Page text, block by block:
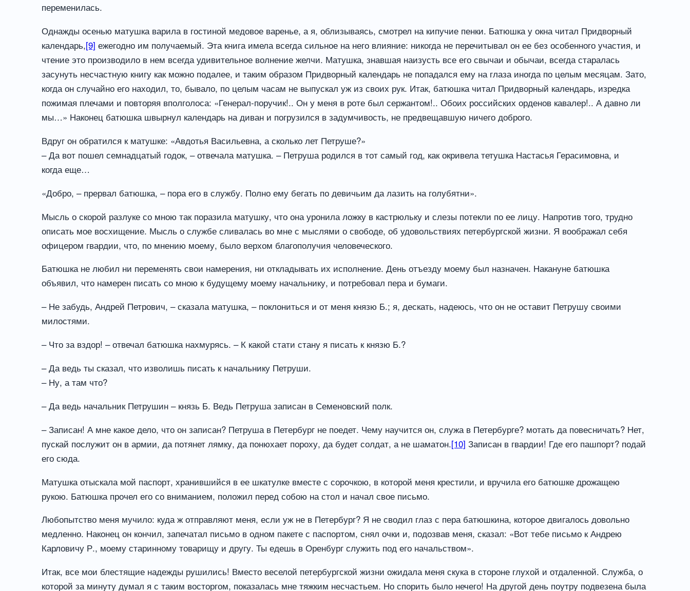
переменилась.
Однажды осенью матушка варила в гостиной медовое варенье, а я, облизываясь, смотрел на кипучие пенки. Батюшка у окна читал Придворный
календарь,[9] ежегодно им получаемый. Эта книга имела всегда сильное на него влияние: никогда не перечитывал он ее без особенного участия, и
чтение это производило в нем всегда удивительное волнение желчи. Матушка, знавшая наизусть все его свычаи и обычаи, всегда старалась
засунуть несчастную книгу как можно подалее, и таким образом Придворный календарь не попадался ему на глаза иногда по целым месяцам. Зато,
когда он случайно его находил, то, бывало, по целым часам не выпускал уж из своих рук. Итак, батюшка читал Придворный календарь, изредка
пожимая плечами и повторяя вполголоса: «Генерал-поручик!.. Он у меня в роте был сержантом!.. Обоих российских орденов кавалер!.. А давно ли
мы…» Наконец батюшка швырнул календарь на диван и погрузился в задумчивость, не предвещавшую ничего доброго.
Вдруг он обратился к матушке: «Авдотья Васильевна, а сколько лет Петруше?»
– Да вот пошел семнадцатый годок, – отвечала матушка. – Петруша родился в тот самый год, как окривела тетушка Настасья Герасимовна, и
когда еще…
«Добро, – прервал батюшка, – пора его в службу. Полно ему бегать по девичьим да лазить на голубятни».
Мысль о скорой разлуке со мною так поразила матушку, что она уронила ложку в кастрюльку и слезы потекли по ее лицу. Напротив того, трудно
описать мое восхищение. Мысль о службе сливалась во мне с мыслями о свободе, об удовольствиях петербургской жизни. Я воображал себя
офицером гвардии, что, по мнению моему, было верхом благополучия человеческого.
Батюшка не любил ни переменять свои намерения, ни откладывать их исполнение. День отъезду моему был назначен. Накануне батюшка
объявил, что намерен писать со мною к будущему моему начальнику, и потребовал пера и бумаги.
– Не забудь, Андрей Петрович, – сказала матушка, – поклониться и от меня князю Б.; я, дескать, надеюсь, что он не оставит Петрушу своими
милостями.
– Что за вздор! – отвечал батюшка нахмурясь. – К какой стати стану я писать к князю Б.?
– Да ведь ты сказал, что изволишь писать к начальнику Петруши.
– Ну, а там что?
– Да ведь начальник Петрушин – князь Б. Ведь Петруша записан в Семеновский полк.
– Записан! А мне какое дело, что он записан? Петруша в Петербург не поедет. Чему научится он, служа в Петербурге? мотать да повесничать? Нет,
пускай послужит он в армии, да потянет лямку, да понюхает пороху, да будет солдат, а не шаматон.[10] Записан в гвардии! Где его пашпорт? подай
его сюда.
Матушка отыскала мой паспорт, хранившийся в ее шкатулке вместе с сорочкою, в которой меня крестили, и вручила его батюшке дрожащею
рукою. Батюшка прочел его со вниманием, положил перед собою на стол и начал свое письмо.
Любопытство меня мучило: куда ж отправляют меня, если уж не в Петербург? Я не сводил глаз с пера батюшкина, которое двигалось довольно
медленно. Наконец он кончил, запечатал письмо в одном пакете с паспортом, снял очки и, подозвав меня, сказал: «Вот тебе письмо к Андрею
Карловичу Р., моему старинному товарищу и другу. Ты едешь в Оренбург служить под его начальством».
Итак, все мои блестящие надежды рушились! Вместо веселой петербургской жизни ожидала меня скука в стороне глухой и отдаленной. Служба, о
которой за минуту думал я с таким восторгом, показалась мне тяжким несчастьем. Но спорить было нечего! На другой день поутру подвезена была